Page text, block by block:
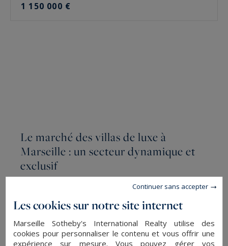
1 150 000 €
Le marché des villas de luxe à
Marseille : un secteur dynamique et
exclusif
Le segment immobilier des villas à Marseille
connaît une dynamique soutenue, portée par
l'attrait croissant pour la qualité de vie
méditerranéenne. Les propriétés d'exception,
Les cookies sur notre site internet
Marseille Sotheby's International Realty utilise des
cookies pour personnaliser le contenu et vous offrir une
expérience sur mesure. Vous pouvez gérer vos
Continuer sans accepter